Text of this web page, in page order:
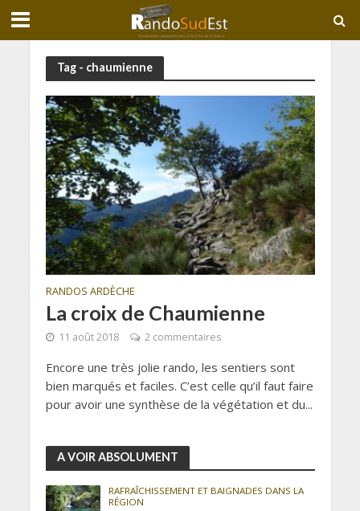
Tag - chaumienne
RANDOS ARDÈCHE
La croix de Chaumienne
11 août 2018 2 commentaires
Encore une très jolie rando, les sentiers sont
bien marqués et faciles. C’est celle qu’il faut faire
pour avoir une synthèse de la végétation et du...
A VOIR ABSOLUMENT
RAFRAÎCHISSEMENT ET BAIGNADES DANS LA
RÉGION